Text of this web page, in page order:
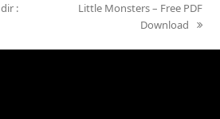
:
next
Little Monsters – Free PDF
Download